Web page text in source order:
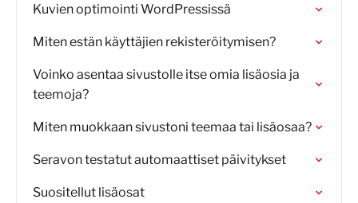
Kuvien optimointi WordPressissä
Miten estän käyttäjien rekisteröitymisen?
Voinko asentaa sivustolle itse omia lisäosia ja
teemoja?
Miten muokkaan sivustoni teemaa tai lisäosaa?
Seravon testatut automaattiset päivitykset
Suositellut lisäosat